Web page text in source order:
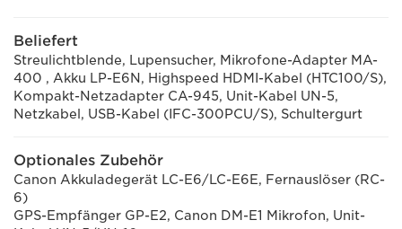
Beliefert
Streulichtblende, Lupensucher, Mikrofone-Adapter MA-
400 , Akku LP-E6N, Highspeed HDMI-Kabel (HTC100/S),
Kompakt-Netzadapter CA-945, Unit-Kabel UN-5,
Netzkabel, USB-Kabel (IFC-300PCU/S), Schultergurt
Optionales Zubehör
Canon Akkuladegerät LC-E6/LC-E6E, Fernauslöser (RC-
6)
GPS-Empfänger GP-E2, Canon DM-E1 Mikrofon, Unit-